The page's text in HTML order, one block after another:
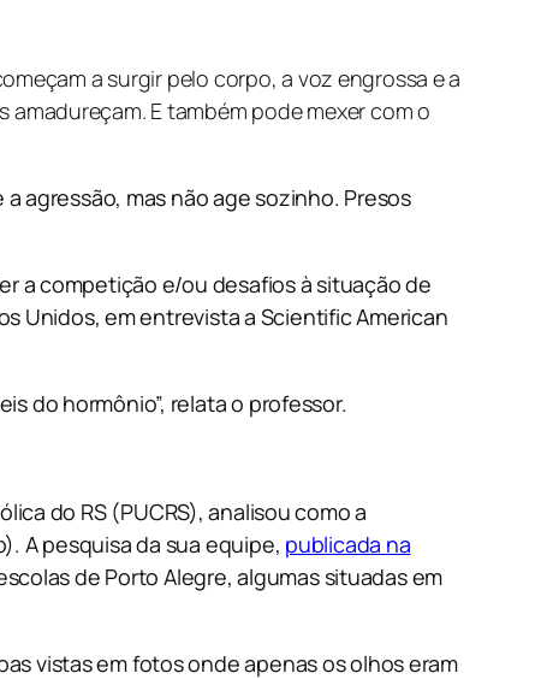
a surgir pelo corpo, a voz engrossa e a
E também pode mexer com o
agressão, mas não age sozinho. Presos
a competição e/ou desafios à situação de
Unidos, em entrevista a Scientific American
do hormônio”, relata o professor.
do RS (PUCRS), analisou como a
A pesquisa da sua equipe, publicada na
de Porto Alegre, algumas situadas em
vistas em fotos onde apenas os olhos eram